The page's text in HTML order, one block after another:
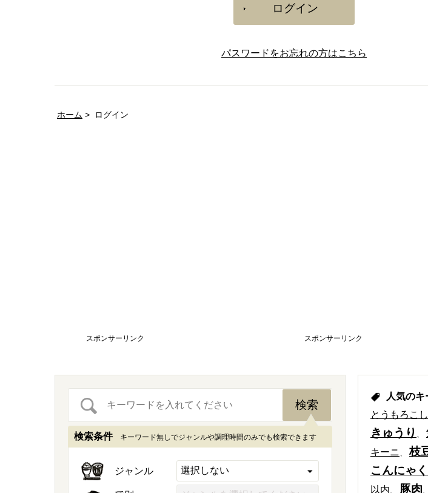
パスワードをお忘れの方はこちら
ホーム ログイン
スポンサーリンク スポンサーリンク
検索条件 キーワード無しでジャンルや調理時間のみでも検索できます
ジャンル
人気のキ
とうもろこし
きゅうり
キーニ
枝
こんにゃく
以内
豚肉